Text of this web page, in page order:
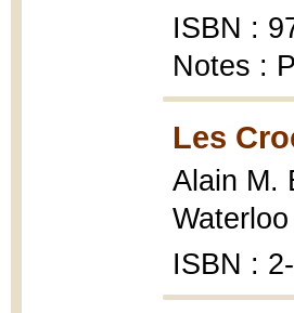
ISBN :
Notes :
Les
Alain M.
ISBN :